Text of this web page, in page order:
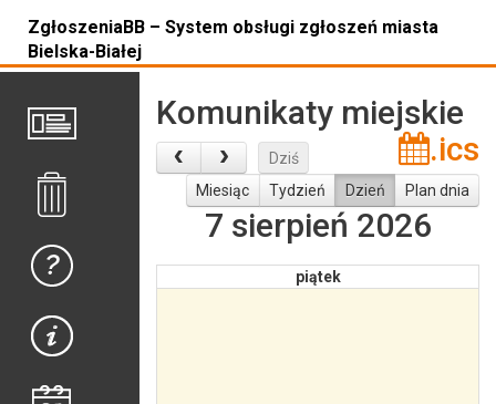
ZgłoszeniaBB – System obsługi zgłoszeń miasta
Bielska-Białej
Komunikaty miejskie
.ics
Dziś
Miesiąc
Tydzień Dzień Plan dnia
7 sierpień 2026
piątek